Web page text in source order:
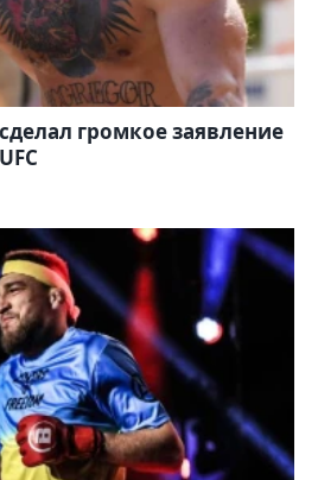
громкое заявление